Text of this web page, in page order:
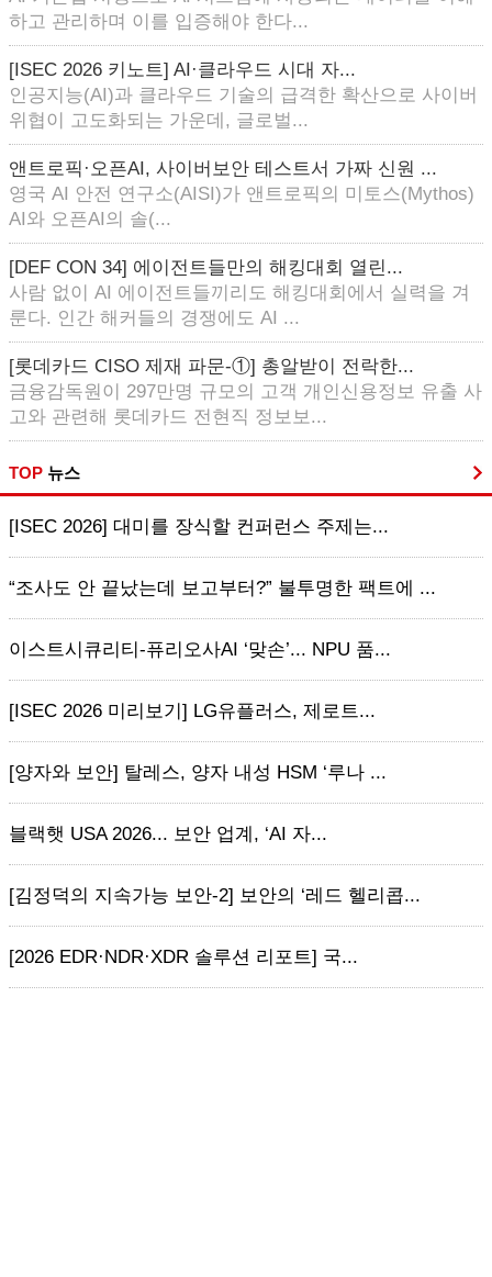
하고 관리하며 이를 입증해야 한다...
[ISEC 2026 키노트] AI·클라우드 시대 자...
인공지능(AI)과 클라우드 기술의 급격한 확산으로 사이버
위협이 고도화되는 가운데, 글로벌...
앤트로픽·오픈AI, 사이버보안 테스트서 가짜 신원 ...
영국 AI 안전 연구소(AISI)가 앤트로픽의 미토스(Mythos)
AI와 오픈AI의 솔(...
[DEF CON 34] 에이전트들만의 해킹대회 열린...
사람 없이 AI 에이전트들끼리도 해킹대회에서 실력을 겨
룬다. 인간 해커들의 경쟁에도 AI ...
[롯데카드 CISO 제재 파문-①] 총알받이 전락한...
금융감독원이 297만명 규모의 고객 개인신용정보 유출 사
고와 관련해 롯데카드 전현직 정보보...
TOP 뉴스
[ISEC 2026] 대미를 장식할 컨퍼런스 주제는...
“조사도 안 끝났는데 보고부터?” 불투명한 팩트에 ...
이스트시큐리티-퓨리오사AI ‘맞손’... NPU 품...
[ISEC 2026 미리보기] LG유플러스, 제로트...
[양자와 보안] 탈레스, 양자 내성 HSM ‘루나 ...
블랙햇 USA 2026... 보안 업계, ‘AI 자...
[김정덕의 지속가능 보안-2] 보안의 ‘레드 헬리콥...
[2026 EDR·NDR·XDR 솔루션 리포트] 국...